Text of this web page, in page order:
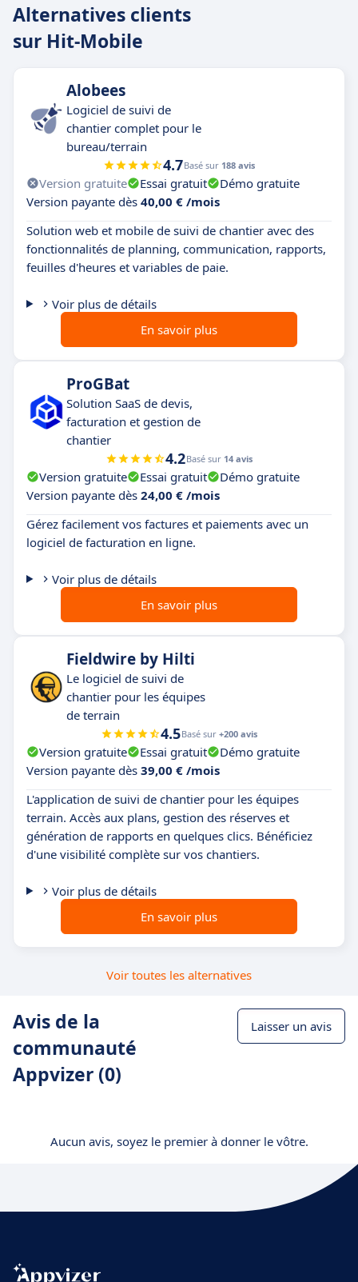
Alternatives clients
sur Hit-Mobile
Alobees
Logiciel de suivi de
chantier complet pour le
bureau/terrain
4.7Basé sur 188 avis
Version gratuite Essai gratuit
Démo gratuite
Version payante dès 40,00 € /mois
Solution web et mobile de suivi de chantier avec des
fonctionnalités de planning, communication, rapports,
feuilles d'heures et variables de paie.
Voir plus de détails
En savoir plus
ProGBat
Solution SaaS de devis,
facturation et gestion de
chantier
4.2Basé sur 14 avis
Version gratuite Essai gratuit
Démo gratuite
Version payante dès 24,00 € /mois
Gérez facilement vos factures et paiements avec un
logiciel de facturation en ligne.
Voir plus de détails
En savoir plus
Fieldwire by Hilti
Le logiciel de suivi de
chantier pour les équipes
de terrain
4.5Basé sur +200 avis
Version gratuite Essai gratuit
Démo gratuite
Version payante dès 39,00 € /mois
L'application de suivi de chantier pour les équipes
terrain. Accès aux plans, gestion des réserves et
génération de rapports en quelques clics. Bénéficiez
d'une visibilité complète sur vos chantiers.
Voir plus de détails
En savoir plus
Voir toutes les alternatives
Avis de la
communauté
Appvizer (0)
Laisser un avis
Aucun avis, soyez le premier à donner le vôtre.